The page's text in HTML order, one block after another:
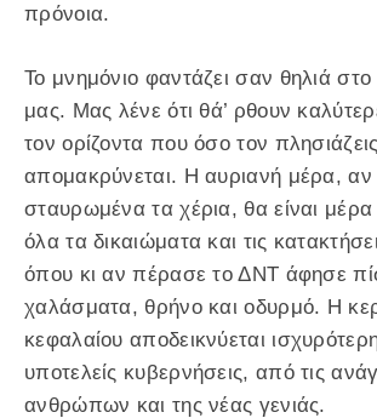
πρόνοια.
Το μνημόνιο φαντάζει σαν θηλιά
μας. Μας λένε ότι θά’ ρθουν
τον ορίζοντα που όσο τον
απομακρύνεται. Η αυριανή μέρα, αν
σταυρωμένα τα χέρια, θα είναι μέρα
όλα τα δικαιώματα και τις
όπου κι αν πέρασε το ΔΝΤ άφησε
χαλάσματα, θρήνο και οδυρμό. Η
κεφαλαίου αποδεικνύεται
υποτελείς κυβερνήσεις, από τις
ανθρώπων και της νέας γενιάς.